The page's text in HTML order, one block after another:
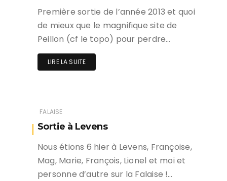
Première sortie de l’année 2013 et quoi
de mieux que le magnifique site de
Peillon (cf le topo) pour perdre…
LIRE LA SUITE
FALAISE
Sortie à Levens
Nous étions 6 hier à Levens, Françoise,
Mag, Marie, François, Lionel et moi et
personne d’autre sur la Falaise !…